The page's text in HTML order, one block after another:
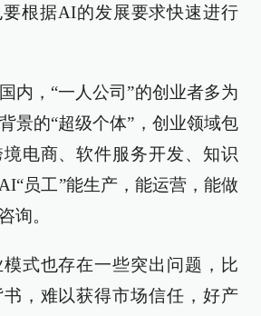
根据AI的发展要求快速进行
内，“一人公司”的创业者多为
景的“超级个体”，创业领域包
电商、软件服务开发、知识
员工”能生产，能运营，能做
询。
式也存在一些突出问题，比
，难以获得市场信任，好产